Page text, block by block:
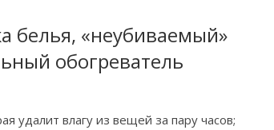
белья, «неубиваемый»
обогреватель
удалит влагу из вещей за пару часов;